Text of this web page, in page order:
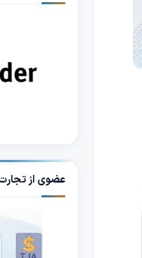
عضوی از